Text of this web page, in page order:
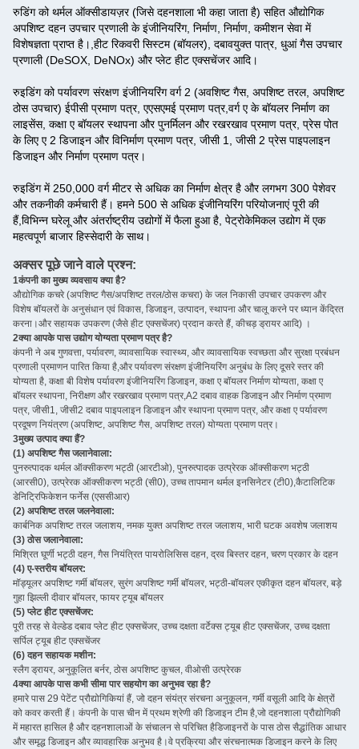
रुडिंग को थर्मल ऑक्सीडायज़र (जिसे दहनशाला भी कहा जाता है) सहित औद्योगिक
अपशिष्ट दहन उपचार प्रणाली के इंजीनियरिंग, निर्माण, निर्माण, कमीशन सेवा में
विशेषज्ञता प्राप्त है।,हीट रिकवरी सिस्टम (बॉयलर), दबावयुक्त पात्र, धुआं गैस उपचार
प्रणाली (DeSOX, DeNOx) और प्लेट हीट एक्सचेंजर आदि।
रुइडिंग को पर्यावरण संरक्षण इंजीनियरिंग वर्ग 2 (अवशिष्ट गैस, अपशिष्ट तरल, अपशिष्ट
ठोस उपचार) ईपीसी प्रमाण पत्र, एएसएमई प्रमाण पत्र,वर्ग ए के बॉयलर निर्माण का
लाइसेंस, कक्षा ए बॉयलर स्थापना और पुनर्मिलन और रखरखाव प्रमाण पत्र, प्रेस पोत
के लिए ए 2 डिजाइन और विनिर्माण प्रमाण पत्र, जीसी 1, जीसी 2 प्रेस पाइपलाइन
डिजाइन और निर्माण प्रमाण पत्र।
रुइडिंग में 250,000 वर्ग मीटर से अधिक का निर्माण क्षेत्र है और लगभग 300 पेशेवर
और तकनीकी कर्मचारी हैं। हमने 500 से अधिक इंजीनियरिंग परियोजनाएं पूरी की
हैं,विभिन्न घरेलू और अंतर्राष्ट्रीय उद्योगों में फैला हुआ है, पेट्रोकेमिकल उद्योग में एक
महत्वपूर्ण बाजार हिस्सेदारी के साथ।
अक्सर पूछे जाने वाले प्रश्न:
1कंपनी का मुख्य व्यवसाय क्या है?
औद्योगिक कचरे (अपशिष्ट गैस/अपशिष्ट तरल/ठोस कचरा) के जल निकासी उपचार उपकरण और
विशेष बॉयलरों के अनुसंधान एवं विकास, डिजाइन, उत्पादन, स्थापना और चालू करने पर ध्यान केंद्रित
करना।और सहायक उपकरण (जैसे हीट एक्सचेंजर) प्रदान करते हैं, कीचड़ ड्रायर आदि) ।
2क्या आपके पास उद्योग योग्यता प्रमाण पत्र है?
कंपनी ने अब गुणवत्ता, पर्यावरण, व्यावसायिक स्वास्थ्य, और व्यावसायिक स्वच्छता और सुरक्षा प्रबंधन
प्रणाली प्रमाणन पारित किया है,और पर्यावरण संरक्षण इंजीनियरिंग अनुबंध के लिए दूसरे स्तर की
योग्यता है, कक्षा बी विशेष पर्यावरण इंजीनियरिंग डिजाइन, कक्षा ए बॉयलर निर्माण योग्यता, कक्षा ए
बॉयलर स्थापना, निरीक्षण और रखरखाव प्रमाण पत्र,A2 दबाव वाहक डिजाइन और निर्माण प्रमाण
पत्र, जीसी1, जीसी2 दबाव पाइपलाइन डिजाइन और स्थापना प्रमाण पत्र, और कक्षा ए पर्यावरण
प्रदूषण नियंत्रण (अपशिष्ट, अपशिष्ट गैस, अपशिष्ट तरल) योग्यता प्रमाण पत्र।
3मुख्य उत्पाद क्या हैं?
(1) अपशिष्ट गैस जलानेवाला:
पुनरुत्पादक थर्मल ऑक्सीकरण भट्ठी (आरटीओ), पुनरुत्पादक उत्प्रेरक ऑक्सीकरण भट्ठी
(आरसी0), उत्प्रेरक ऑक्सीकरण भट्ठी (सी0), उच्च तापमान थर्मल इनसिनेटर (टी0),कैटालिटिक
डेनिट्रिफिकेशन फर्नेस (एससीआर)
(2) अपशिष्ट तरल जलनेवाला:
कार्बनिक अपशिष्ट तरल जलाशय, नमक युक्त अपशिष्ट तरल जलाशय, भारी घटक अवशेष जलाशय
(3) ठोस जलानेवाला:
मिश्रित घूर्णी भट्ठी दहन, गैस नियंत्रित पायरोलिसिस दहन, द्रव बिस्तर दहन, चरण प्रकार के दहन
(4) ए-स्तरीय बॉयलर:
मॉड्यूलर अपशिष्ट गर्मी बॉयलर, सुरंग अपशिष्ट गर्मी बॉयलर, भट्ठी-बॉयलर एकीकृत दहन बॉयलर, बड़े
गुहा झिल्ली दीवार बॉयलर, फायर ट्यूब बॉयलर
(5) प्लेट हीट एक्सचेंजर:
पूरी तरह से वेल्डेड दबाव प्लेट हीट एक्सचेंजर, उच्च दक्षता वर्टेक्स ट्यूब हीट एक्सचेंजर, उच्च दक्षता
सर्पिल ट्यूब हीट एक्सचेंजर
(6) दहन सहायक मशीन:
स्लैग ड्रायर, अनुकूलित बर्नर, ठोस अपशिष्ट कुचल, वीओसी उत्प्रेरक
4क्या आपके पास कभी सीमा पार सहयोग का अनुभव रहा है?
हमारे पास 29 पेटेंट प्रौद्योगिकियां हैं, जो दहन संयंत्र संरचना अनुकूलन, गर्मी वसूली आदि के क्षेत्रों
को कवर करती हैं। कंपनी के पास चीन में प्रथम श्रेणी की डिजाइन टीम है,जो दहनशाला प्रौद्योगिकी
में महारत हासिल है और दहनशालाओं के संचालन से परिचित हैडिजाइनरों के पास ठोस सैद्धांतिक आधार
और समृद्ध डिजाइन और व्यावहारिक अनुभव है।वे प्रक्रिया और संरचनात्मक डिजाइन करने के लिए